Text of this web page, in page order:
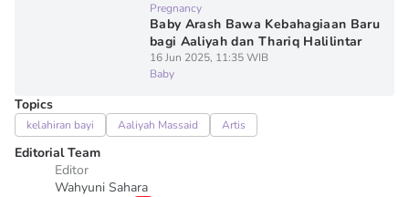
Pregnancy
Baby Arash Bawa Kebahagiaan Baru
bagi Aaliyah dan Thariq Halilintar
16 Jun 2025, 11:35 WIB
Baby
Topics
kelahiran bayi Aaliyah Massaid Artis
Editorial Team
Editor
Wahyuni Sahara